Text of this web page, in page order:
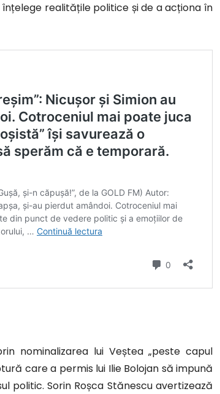
realitățile politice și de a acționa în
nominalizarea lui Veștea „peste capul
care a permis lui Ilie Bolojan să impună
politic. Sorin Roșca Stănescu avertizează